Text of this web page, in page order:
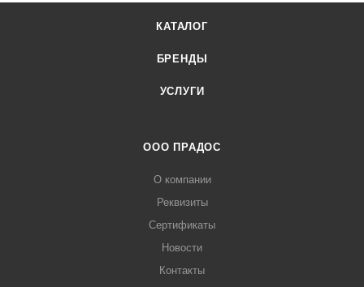
КАТАЛОГ
БРЕНДЫ
УСЛУГИ
ООО ПРАДОС
О компании
Реквизиты
Сертификаты
Новости
Контакты